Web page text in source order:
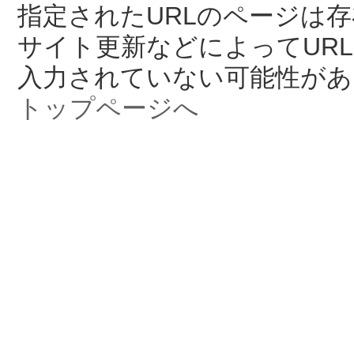
指定されたURLのページは
サイト更新などによって
入力されていない可能性が
トップページへ